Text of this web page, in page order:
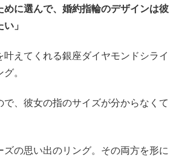
めに選んで、婚約指輪のデザインは彼
」
叶えてくれる銀座ダイヤモンドシライ
。
で、彼女の指のサイズが分からなくて
ズの思い出のリング。その両方を形に